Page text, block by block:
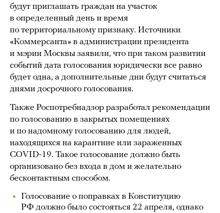
будут приглашать граждан на участок
в определенный день и время
по территориальному признаку. Источники
«Коммерсанта» в администрации президента
и мэрии Москвы заявили, что при таком развитии
событий дата голосования юридически все равно
будет одна, а дополнительные дни будут считаться
днями досрочного голосования.
Также Роспотребнадзор разработал рекомендации
по голосованию в закрытых помещениях
и по надомному голосованию для людей,
находящихся на карантине или зараженных
COVID-19. Такое голосование должно быть
организовано без входа в дом и желательно
бесконтактным способом.
Голосование о поправках в Конституцию
РФ должно было состояться 22 апреля, однако